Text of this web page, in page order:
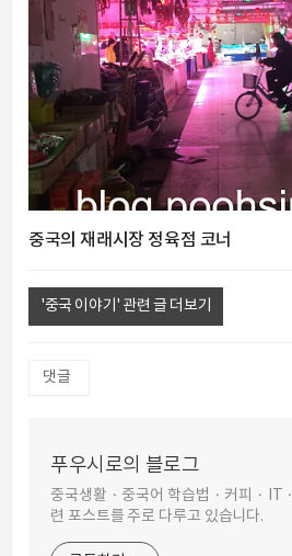
중국의 재래시장 정육점 코너
'중국 이야기' 관련 글 더보기
댓글
푸우시로의 블로그
중국생활 · 중국어 학습법 · 커피 · IT
련 포스트를 주로 다루고 있습니다.